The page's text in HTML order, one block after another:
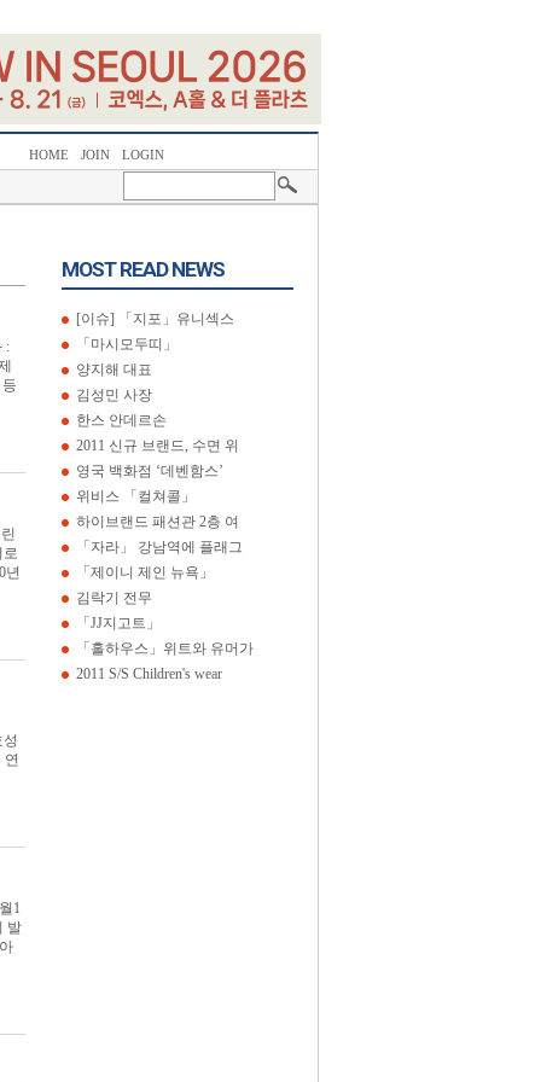
HOME JOIN LOGIN
:
로
년
성
연
1
발
MOST READ NEWS
[이슈] 「지포」유니섹스
「마시모두띠」
양지해 대표
김성민 사장
한스 안데르손
2011 신규 브랜드, 수면 위
영국 백화점 ‘데벤함스’
위비스 「컬쳐콜」
하이브랜드 패션관 2층 여
「자라」 강남역에 플래그
「제이니 제인 뉴욕」
김락기 전무
「JJ지고트」
「홀하우스」위트와 유머가
2011 S/S Children's wear